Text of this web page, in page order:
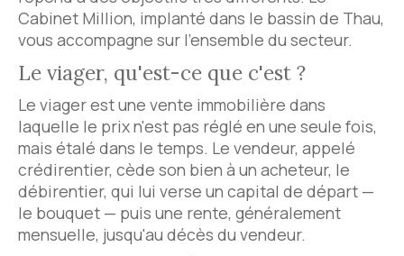
Cabinet Million, implanté dans le bassin de Thau,
vous accompagne sur l'ensemble du secteur.
Le viager, qu'est-ce que c'est ?
Le viager est une vente immobilière dans
laquelle le prix n'est pas réglé en une seule fois,
mais étalé dans le temps. Le vendeur, appelé
crédirentier, cède son bien à un acheteur, le
débirentier, qui lui verse un capital de départ —
le bouquet — puis une rente, généralement
mensuelle, jusqu'au décès du vendeur.